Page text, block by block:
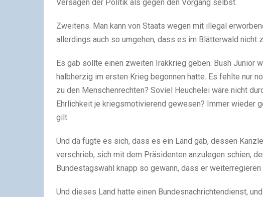
Versagen der Politik als gegen den Vorgang selbst.
Zweitens. Man kann von Staats wegen mit illegal
allerdings auch so umgehen, dass es im Blätterwald nicht
Es gab sollte einen zweiten Irakkrieg geben. Bush Junior
halbherzig im ersten Krieg begonnen hatte. Es fehlte nur
zu den Menschenrechten? Soviel Heuchelei wäre nicht
Ehrlichkeit je kriegsmotivierend gewesen? Immer wieder
gilt.
Und da fügte es sich, dass es ein Land gab, dessen
verschrieb, sich mit dem Präsidenten anzulegen schien,
Bundestagswahl knapp so gewann, dass er weiterregieren
Und dieses Land hatte einen Bundesnachrichtendienst,